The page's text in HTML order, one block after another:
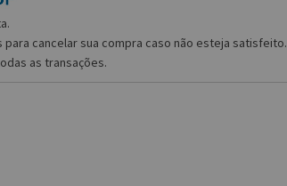
cancelar sua compra caso não esteja satisfeito.
as transações.